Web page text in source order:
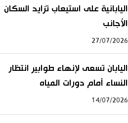
اليابانية على استيعاب تزايد السكان
الأجانب
27/07/2026
اليابان تسعى لإنهاء طوابير انتظار
النساء أمام دورات المياه
14/07/2026